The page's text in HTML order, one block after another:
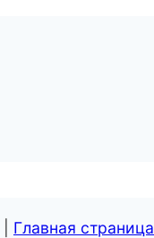
Главная страница